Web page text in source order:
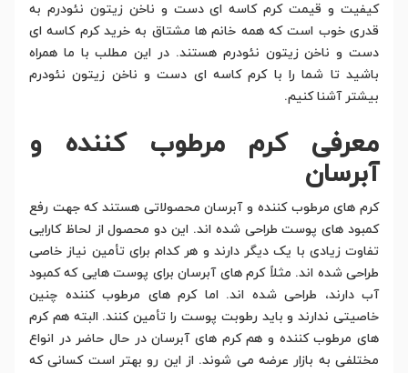
کیفیت و قیمت کرم کاسه ای دست و ناخن زیتون نئودرم به
قدری خوب است که همه خانم ها مشتاق به خرید کرم کاسه ای
دست و ناخن زیتون نئودرم هستند. در این مطلب با ما همراه
باشید تا شما را با کرم کاسه ای دست و ناخن زیتون نئودرم
بیشتر آشنا کنیم.
معرفی کرم مرطوب کننده و
آبرسان
کرم های مرطوب کننده و آبرسان محصولاتی هستند که جهت رفع
کمبود های پوست طراحی شده اند. این دو محصول از لحاظ کارایی
تفاوت زیادی با یک دیگر دارند و هر کدام برای تأمین نیاز خاصی
طراحی شده اند. مثلاً کرم های آبرسان برای پوست هایی که کمبود
آب دارند، طراحی شده اند. اما کرم های مرطوب کننده چنین
خاصیتی ندارند و باید رطوبت پوست را تأمین کنند. البته هم کرم
های مرطوب کننده و هم کرم های آبرسان در حال حاضر در انواع
مختلفی به بازار عرضه می شوند. از این رو بهتر است کسانی که